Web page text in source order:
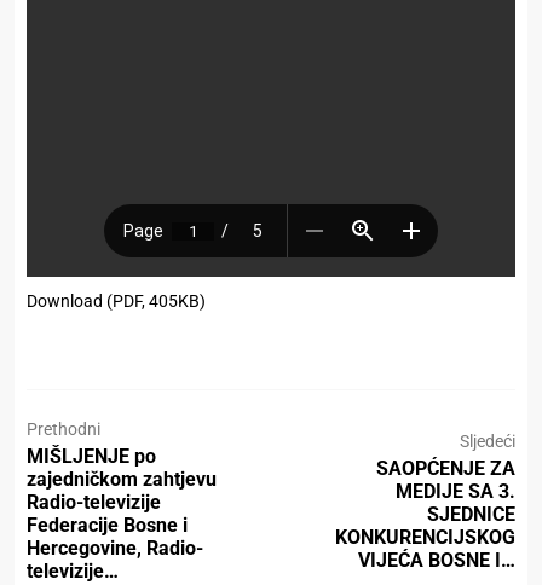
Download (PDF, 405KB)
Prethodni
MIŠLJENJE po
zajedničkom zahtjevu
Radio-televizije
Federacije Bosne i
Hercegovine, Radio-
televizije…
Sljedeći
SAOPĆENJE ZA
MEDIJE SA 3.
SJEDNICE
KONKURENCIJSKOG
VIJEĆA BOSNE I…